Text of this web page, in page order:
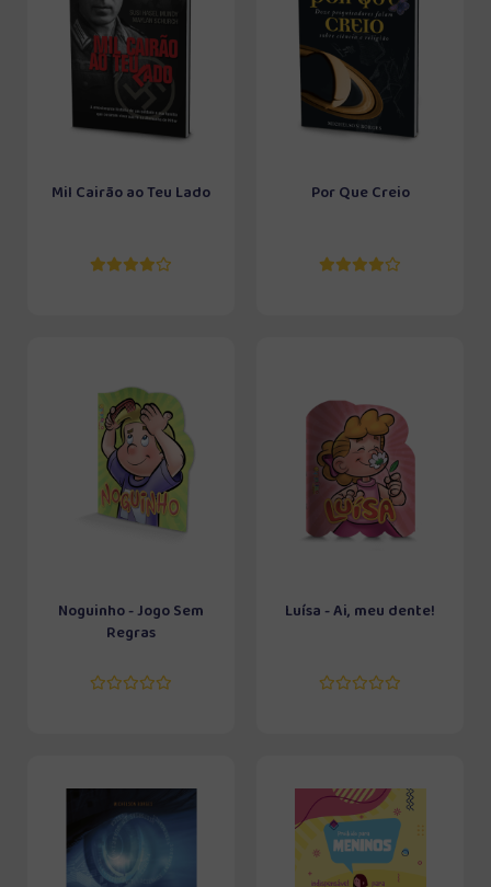
Mil Cairão ao Teu Lado Por Que Creio
Noguinho - Jogo Sem
Regras
Luísa - Ai, meu dente!